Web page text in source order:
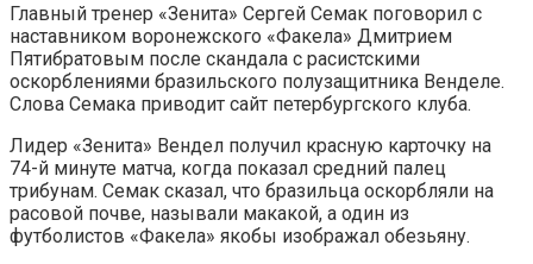
Главный тренер «Зенита» Сергей Семак поговорил с
наставником воронежского «Факела» Дмитрием
Пятибратовым после скандала с расистскими
оскорблениями бразильского полузащитника Венделе.
Слова Семака приводит сайт петербургского клуба.
Лидер «Зенита» Вендел получил красную карточку на
74-й минуте матча, когда показал средний палец
трибунам. Семак сказал, что бразильца оскорбляли на
расовой почве, называли макакой, а один из
футболистов «Факела» якобы изображал обезьяну.